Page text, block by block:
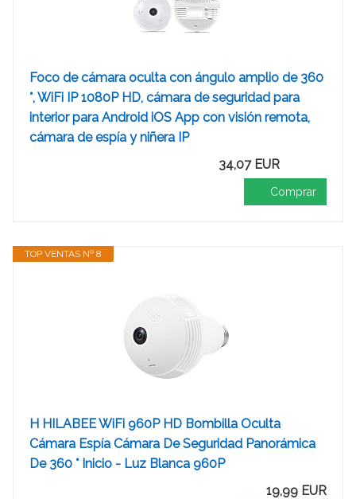
Foco de cámara oculta con ángulo amplio de 360
°, WiFi IP 1080P HD, cámara de seguridad para
interior para Android iOS App con visión remota,
cámara de espía y niñera IP
34,07 EUR
Comprar
TOP VENTAS Nº 8
H HILABEE WiFi 960P HD Bombilla Oculta
Cámara Espía Cámara De Seguridad Panorámica
De 360 ​​° Inicio - Luz Blanca 960P
19,99 EUR